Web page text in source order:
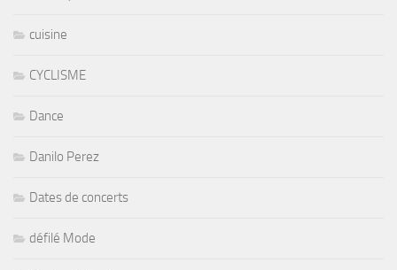
cuisine
CYCLISME
Dance
Danilo Perez
Dates de concerts
défilé Mode